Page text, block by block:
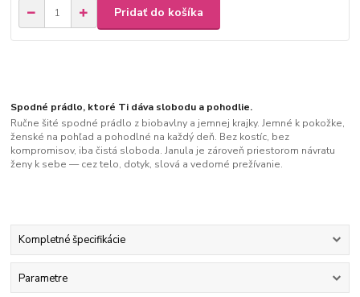
Pridať do košíka
Spodné prádlo, ktoré Ti dáva slobodu a pohodlie.
Ručne šité spodné prádlo z biobavlny a jemnej krajky. Jemné k pokožke,
ženské na pohľad a pohodlné na každý deň. Bez kostíc, bez
kompromisov, iba čistá sloboda. Janula je zároveň priestorom návratu
ženy k sebe — cez telo, dotyk, slová a vedomé prežívanie.
Kompletné špecifikácie
Parametre